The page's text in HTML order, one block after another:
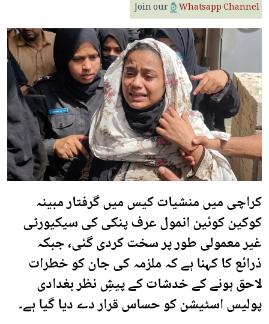
Join our Whatsapp Channel
کراچی میں منشیات کیس میں گرفتار مبینہ
کوکین کوئین انمول عرف پنکی کی سیکیورٹی
غیر معمولی طور پر سخت کردی گئی، جبکہ
ذرائع کا کہنا ہے کہ ملزمہ کی جان کو خطرات
لاحق ہونے کے خدشات کے پیشِ نظر بغدادی
پولیس اسٹیشن کو حساس قرار دے دیا گیا ہے۔